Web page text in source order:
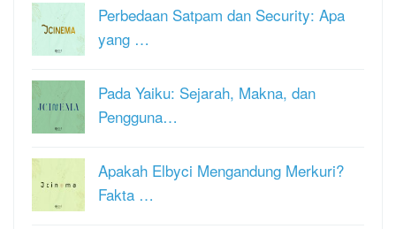
Perbedaan Satpam dan Security: Apa
yang …
Pada Yaiku: Sejarah, Makna, dan
Pengguna…
Apakah Elbyci Mengandung Merkuri?
Fakta …